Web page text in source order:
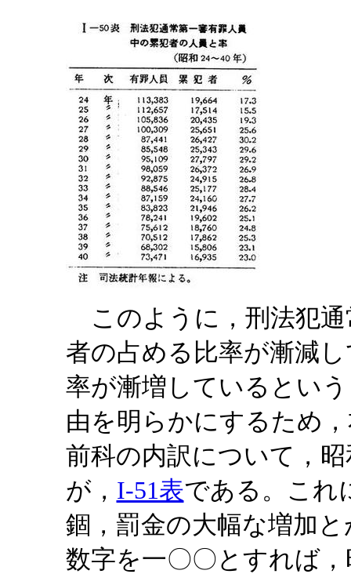
このように，刑法犯通
者の占める比率が漸減
率が漸増しているとい
由を明らかにするため
前科の内訳について，
が， I-51表である。これ
錮，罰金の大幅な増加
数字を一〇〇とすれば